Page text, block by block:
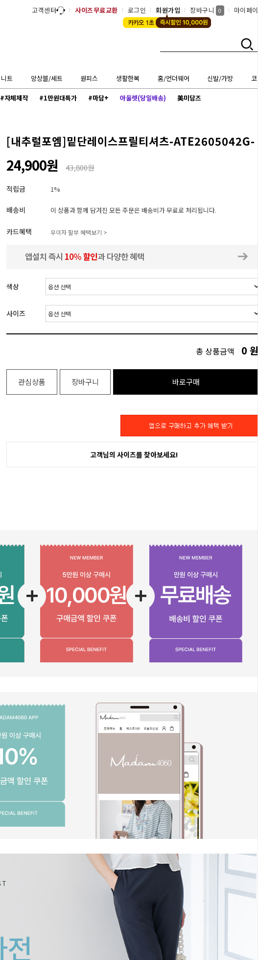
고객센터 사이즈무료교환 로그인 회원가입 장바구니 0 마이페
니트 앙상블/세트 원피스 생활한복 홈/언더웨어 신발/가방
#자체제작 #1만원대특가 #마담+ 아울렛(당일배송) 美미담즈
[내추럴포엠]밑단레이스프릴티셔츠-ATE2605042G-
24,900원 43,800원
적립금 1%
배송비 이 상품과 함께 담겨진 모든 주문은 배송비가 무료로 처리됩니다.
카드혜택 무이자 할부 혜택보기 >
색상
사이즈
총 상품금액 0 원
관심상품 장바구니 바로구매
고객님의 사이즈를 찾아보세요!